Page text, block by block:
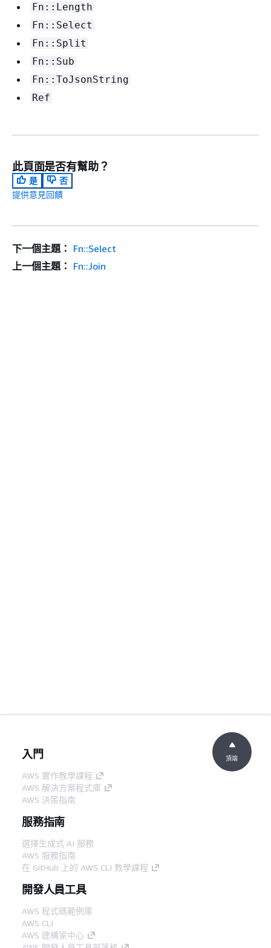
Fn::Length
Fn::Select
Fn::Split
Fn::Sub
Fn::ToJsonString
Ref
此頁面是否有幫助？
是
否
提供意見回饋
下一個主題： Fn::Select
上一個主題： Fn::Join
入門
AWS 實作教學課程
AWS 解決方案程式庫
AWS 決策指南
服務指南
選擇生成式 AI 服務
AWS 服務指南
在 GitHub 上的 AWS CLI 教學課程
開發人員工具
AWS 程式碼範例庫
AWS CLI
AWS 建構家中心
頂端